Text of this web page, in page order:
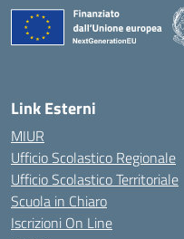
Link Esterni
MIUR
Ufficio Scolastico Regionale
Ufficio Scolastico Territoriale
Scuola in Chiaro
Iscrizioni On Line